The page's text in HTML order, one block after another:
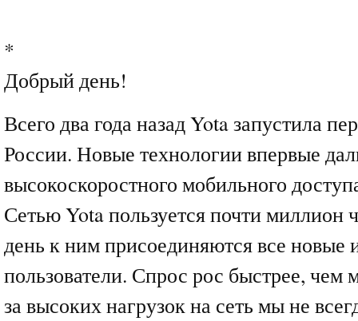
*
Добрый день!
Всего два года назад Yota запустила
России. Новые технологии впервые
высокоскоростного мобильного
Сетью Yota пользуется почти миллион
день к ним присоединяются все новые
пользователи. Спрос рос быстрее, чем
за высоких нагрузок на сеть мы не